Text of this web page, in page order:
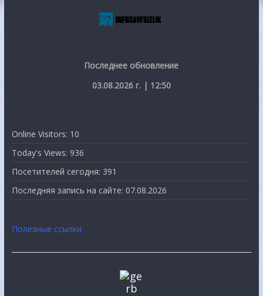
Последнее обновление
03.08.2026 г. | 12:50
Online Visitors: 10
Today's Views: 936
Посетителей сегодня: 391
Последняя запись на сайте: 07.08.2026
Полезные ссылки